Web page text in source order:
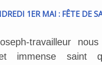
travailleur
immense